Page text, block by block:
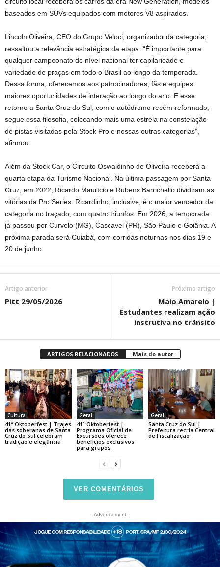
baseados em SUVs equipados com motores V8 aspirados.
Lincoln Oliveira, CEO do Grupo Veloci, organizador da categoria,
ressaltou a relevância estratégica da etapa. “É importante para
qualquer campeonato de nível nacional ter capilaridade e
variedade de praças em todo o Brasil ao longo da temporada.
Dessa forma, oferecemos aos patrocinadores, fãs e equipes
maiores oportunidades de interação ao longo do ano. E esse
retorno a Santa Cruz do Sul, com o autódromo recém-reformado,
segue essa filosofia, colocando mais uma estrela na constelação
de pistas visitadas pela Stock Pro e nossas outras categorias”,
afirmou.
Além da Stock Car, o Circuito Oswaldinho de Oliveira receberá a
quarta etapa da Turismo Nacional. Na última passagem por Santa
Cruz, em 2022, Ricardo Maurício e Rubens Barrichello dividiram as
vitórias da Pro Series. Ricardinho, inclusive, é o maior vencedor da
categoria no traçado, com quatro triunfos. Em 2026, a temporada
já passou por Curvelo (MG), Cascavel (PR), São Paulo e Goiânia. A
próxima parada será Cuiabá, com corridas noturnas nos dias 19 e
20 de junho.
Artigo anterior
Pitt 29/05/2026
Próximo artigo
Maio Amarelo |
Estudantes realizam ação
instrutiva no trânsito
ARTIGOS RELACIONADOS Mais do autor
Cultura
41ª Oktoberfest | Trajes
das soberanas de Santa
Cruz do Sul celebram
tradição e elegância
Geral
41ª Oktoberfest |
Programa Oficial de
Excursões oferece
benefícios exclusivos
para grupos
Geral
Santa Cruz do Sul |
Prefeitura recria Central
de Fiscalização
VER COMENTÁRIOS
- Advertisement -